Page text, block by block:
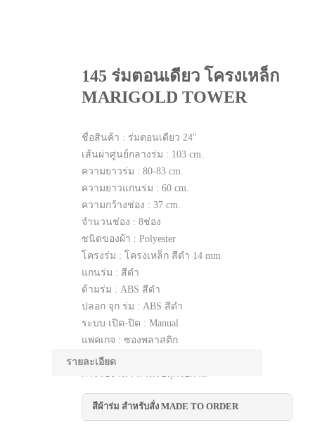
145 ร่มตอนเดียว โครงเหล็ก
MARIGOLD TOWER
ชื่อสินค้า : ร่มตอนเดียว 24″
เส้นผ่าศูนย์กลางร่ม : 103 cm.
ความยาวร่ม : 80-83 cm.
ความยาวแกนร่ม : 60 cm.
ความกว้างช่อง : 37 cm.
จำนวนช่อง : 8ช่อง
ชนิดของผ้า : Polyester
โครงร่ม : โครงเหล็ก สีดำ 14 mm
แกนร่ม : สีดำ
ด้ามร่ม : ABS สีดำ
ปลอก จุก ร่ม : ABS สีดำ
ระบบ เปิด-ปิด : Manual
แพคเกจ : ซองพลาสติก
การทำโลโก้ : สกรีนตามความเหมาะสม
การใช้งาน : สำหรับทุกโอกาส
สีผ้าร่ม สำหรับสั่ง MADE TO ORDER
รายละเอียด